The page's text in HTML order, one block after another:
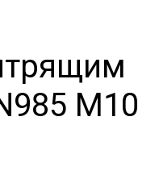
М10